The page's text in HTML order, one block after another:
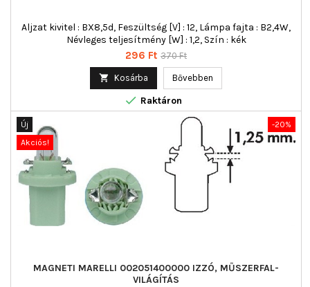
Aljzat kivitel : BX8,5d, Feszültség [V] : 12, Lámpa fajta : B2,4W,
Névleges teljesítmény [W] : 1,2, Szín : kék
Ár
296 Ft Normál
370 Ft
 Kosárba Bővebben
 Raktáron
-20%
Új
Akciós!
MAGNETI MARELLI 002051400000 IZZÓ, MŰSZERFAL-
VILÁGÍTÁS